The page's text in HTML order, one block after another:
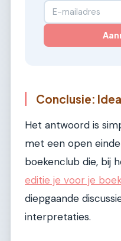
Conclusie:
Het antwoord is
met een open
boekenclub die, bij
editie je voor je
diepgaande
interpretaties.